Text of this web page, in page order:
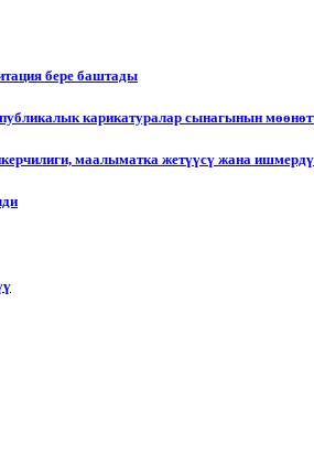
бере баштады
карикатуралар сынагынын
маалыматка жетүүсү жана